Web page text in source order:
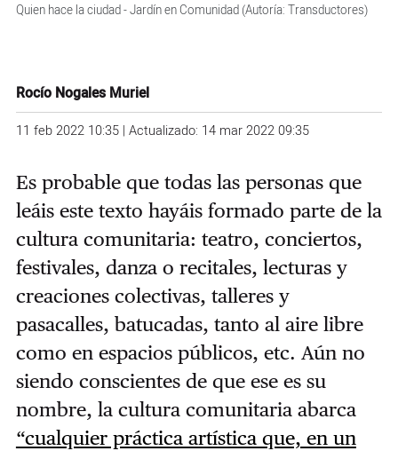
Quien hace la ciudad - Jardín en Comunidad (Autoría: Transductores)
Rocío Nogales Muriel
11 feb 2022 10:35 | Actualizado: 14 mar 2022 09:35
Es probable que todas las personas que
leáis este texto hayáis formado parte de la
cultura comunitaria: teatro, conciertos,
festivales, danza o recitales, lecturas y
creaciones colectivas, talleres y
pasacalles, batucadas, tanto al aire libre
como en espacios públicos, etc. Aún no
siendo conscientes de que ese es su
nombre, la cultura comunitaria abarca
“cualquier práctica artística que, en un